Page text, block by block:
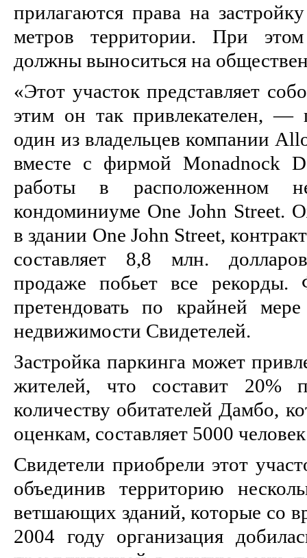
прилагаются права на
метров территории. При
должны выноситься на
«Этот участок представляет
этим он так привлекателен,
один из владельцев компании
вместе с фирмой Monadnock
работы в расположенном
кондоминиуме One John Street.
в здании One John Street,
составляет 8,8 млн.
продаже побьет все
претендовать по крайней
недвижимости Свидетелей.
Застройка паркинга может
жителей, что составит 20%
количеству обитателей Дамбо,
оценкам, составляет 5000
Свидетели приобрели этот
объединив территорию
ветшающих зданий, которые со
2004 году организация